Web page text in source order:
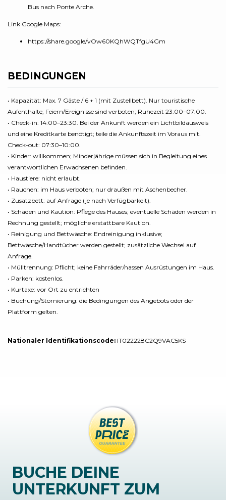
Bus nach Ponte Arche.
Link Google Maps:
https://share.google/vOw60KQhWQTfgU4Gm
BEDINGUNGEN
• Kapazität: Max. 7 Gäste / 6 + 1 (mit Zustellbett). Nur touristische
Aufenthalte; Feiern/Ereignisse sind verboten; Ruhezeit 23:00–07:00.
• Check-in: 14:00–23:30. Bei der Ankunft werden ein Lichtbildausweis
und eine Kreditkarte benötigt; teile die Ankunftszeit im Voraus mit.
Check-out: 07:30–10:00.
• Kinder: willkommen; Minderjährige müssen sich in Begleitung eines
verantwortlichen Erwachsenen befinden.
• Haustiere: nicht erlaubt.
• Rauchen: im Haus verboten; nur draußen mit Aschenbecher.
• Zusatzbett: auf Anfrage (je nach Verfügbarkeit).
• Schäden und Kaution: Pflege des Hauses; eventuelle Schäden werden in
Rechnung gestellt; mögliche erstattbare Kaution.
• Reinigung und Bettwäsche: Endreinigung inklusive;
Bettwäsche/Handtücher werden gestellt; zusätzliche Wechsel auf
Anfrage.
• Mülltrennung: Pflicht; keine Fahrräder/nassen Ausrüstungen im Haus.
• Parken: kostenlos.
• Kurtaxe: vor Ort zu entrichten
• Buchung/Stornierung: die Bedingungen des Angebots oder der
Plattform gelten.
Nationaler Identifikationscode: IT022228C2Q9VAC5KS
BUCHE DEINE
UNTERKUNFT ZUM